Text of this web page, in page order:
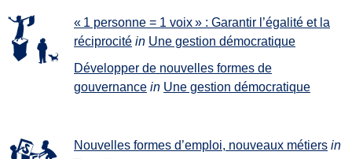
« 1 personne = 1 voix » : Garantir l’égalité et la
réciprocité in Une gestion démocratique
Développer de nouvelles formes de
gouvernance in Une gestion démocratique
Nouvelles formes d’emploi, nouveaux métiers in